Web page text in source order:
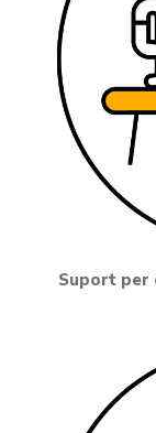
Suport per